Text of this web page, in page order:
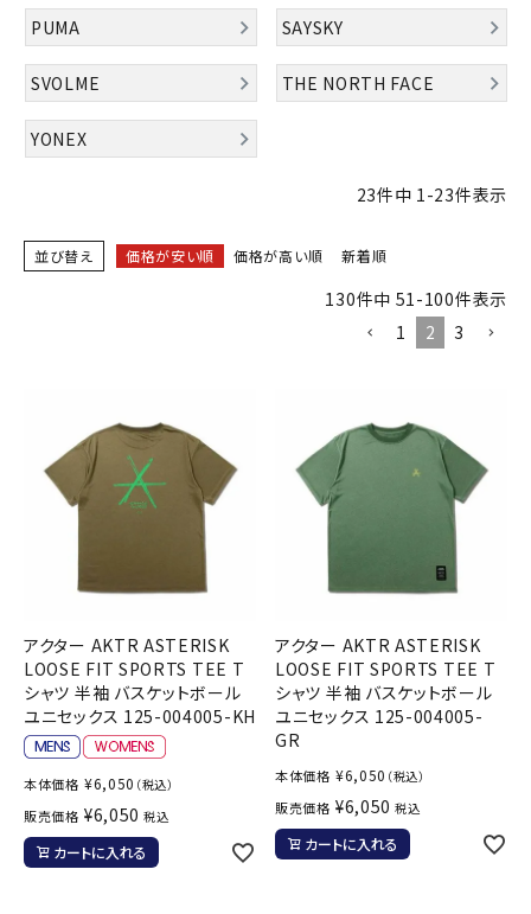
PUMA SAYSKY
SVOLME THE NORTH FACE
YONEX
23件中 1-23件表示
並び替え 価格が安い順 価格が高い順 新着順
130件中 51-100件表示
1
2 3
アクター AKTR ASTERISK
LOOSE FIT SPORTS TEE T
シャツ 半袖 バスケットボール
ユニセックス 125-004005-KH
本体価格 ¥6,050 （税込）
販売価格 ¥6,050 税込
カートに入れる
アクター AKTR ASTERISK
LOOSE FIT SPORTS TEE T
シャツ 半袖 バスケットボール
ユニセックス 125-004005-
GR
本体価格 ¥6,050 （税込）
販売価格 ¥6,050 税込
カートに入れる